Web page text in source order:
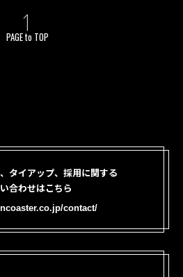
PAGE to TOP
タイアップ、採用に関する
合わせはこちら
contact/